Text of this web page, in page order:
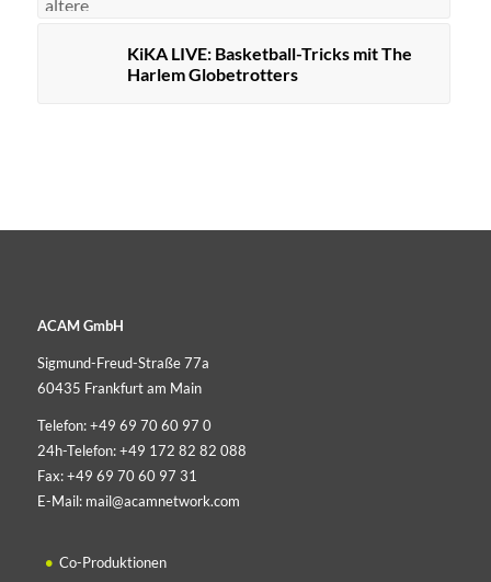
KiKA LIVE: Basketball-Tricks mit The
Harlem Globetrotters
ACAM GmbH
Sigmund-Freud-Straße 77a
60435 Frankfurt am Main
Telefon:+49 69 70 60 97 0
24h-Telefon:+49 172 82 82 088
Fax:+49 69 70 60 97 31
E-Mail: mail@acamnetwork.com
Co-Produktionen